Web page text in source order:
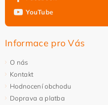
YouTube
Informace pro Vás
O nás
Kontakt
Hodnocení obchodu
Doprava a platba